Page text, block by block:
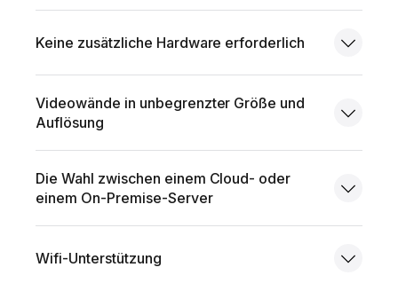
Keine zusätzliche Hardware erforderlich
Videowände in unbegrenzter Größe und
Auflösung
Die Wahl zwischen einem Cloud- oder
einem On-Premise-Server
Wifi-Unterstützung